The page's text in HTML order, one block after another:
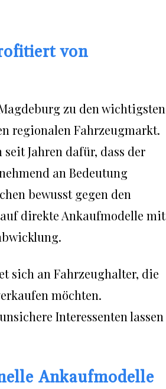
von
zu den wichtigsten
regionalen Fahrzeugmarkt.
Jahren dafür, dass der
an Bedeutung
bewusst gegen den
direkte Ankaufmodelle mit
sich an Fahrzeughalter, die
möchten.
Interessenten lassen
Ankaufmodelle